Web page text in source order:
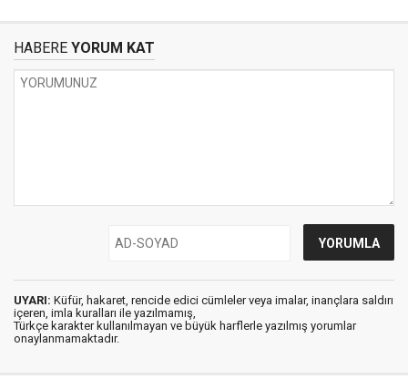
HABERE YORUM KAT
UYARI: Küfür, hakaret, rencide edici cümleler veya imalar, inançlara saldırı
içeren, imla kuralları ile yazılmamış,
Türkçe karakter kullanılmayan ve büyük harflerle yazılmış yorumlar
onaylanmamaktadır.